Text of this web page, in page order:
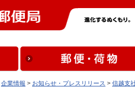
企業情報 > お知らせ・プレスリリース > 信越支